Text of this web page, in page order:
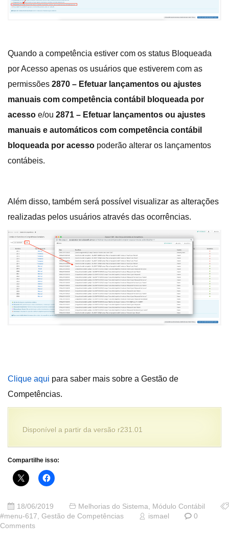
Quando a competência estiver com os status Bloqueada
por Acesso apenas os usuários que estiverem com as
permissões 2870 – Efetuar lançamentos ou ajustes
manuais com competência contábil bloqueada por
acesso e/ou 2871 – Efetuar lançamentos ou ajustes
manuais e automáticos com competência contábil
bloqueada por acesso poderão alterar os lançamentos
contábeis.
Além disso, também será possível visualizar as alterações
realizadas pelos usuários através das ocorrências.
Clique aqui para saber mais sobre a Gestão de
Competências.
Disponível a partir da versão r231.01
Compartilhe isso:
18/06/2019 Melhorias do Sistema
Módulo Contábil
#menu-617
Gestão de Competências ismael
0
Comments